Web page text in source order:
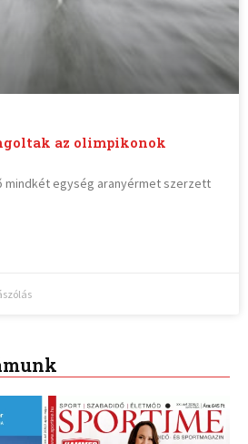
az olimpikonok
mindkét egység aranyérmet szerzett